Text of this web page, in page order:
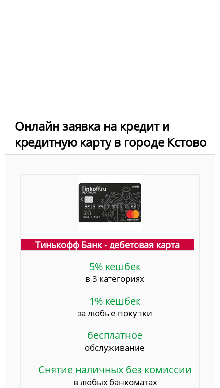
Онлайн заявка на кредит и
кредитную карту в городе Кстово
Тинькофф Банк - дебетовая карта
5% кешбек
в 3 категориях
1% кешбек
за любые покупки
бесплатное
обслуживание
Снятие наличных без комиссии
в любых банкоматах